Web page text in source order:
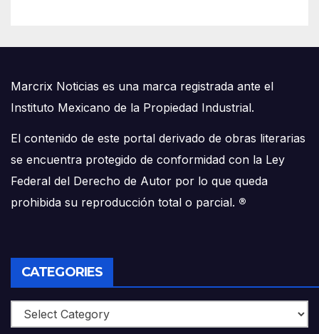
Marcrix Noticias es una marca registrada ante el
Instituto Mexicano de la Propiedad Industrial.
El contenido de este portal derivado de obras literarias
se encuentra protegido de conformidad con la Ley
Federal del Derecho de Autor por lo que queda
prohibida su reproducción total o parcial. ®
CATEGORIES
Categories